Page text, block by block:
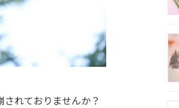
れておりませんか？